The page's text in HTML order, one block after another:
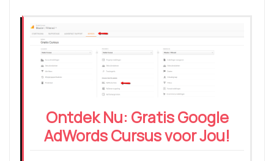
Ontdek Nu: Gratis Google
AdWords Cursus voor Jou!